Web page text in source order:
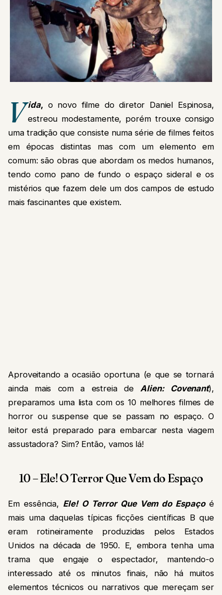
V ida, o novo filme do diretor Daniel Espinosa,
estreou modestamente, porém trouxe consigo
uma tradição que consiste numa série de filmes feitos
em épocas distintas mas com um elemento em
comum: são obras que abordam os medos humanos,
tendo como pano de fundo o espaço sideral e os
mistérios que fazem dele um dos campos de estudo
mais fascinantes que existem.
Aproveitando a ocasião oportuna (e que se tornará
ainda mais com a estreia deAlien: Covenant),
preparamos uma lista com os 10 melhores filmes de
horror ou suspense que se passam no espaço. O
leitor está preparado para embarcar nesta viagem
assustadora? Sim? Então, vamos lá!
10 – Ele! O Terror Que Vem do Espaço
Em essência, Ele! O Terror Que Vem do Espaçoé
mais uma daquelas típicas ficções científicas B que
eram rotineiramente produzidas pelos Estados
Unidos na década de 1950. E, embora tenha uma
trama que engaje o espectador, mantendo-o
interessado até os minutos finais, não há muitos
elementos técnicos ou narrativos que mereçam ser